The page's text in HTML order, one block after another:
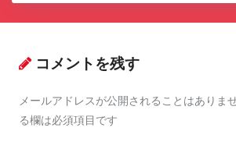
コメントを残す
メールアドレスが公開されることはありませ
る欄は必須項目です